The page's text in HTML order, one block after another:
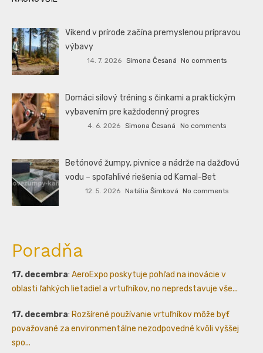
Víkend v prírode začína premyslenou prípravou
výbavy
14. 7. 2026 Simona Česaná No comments
Domáci silový tréning s činkami a praktickým
vybavením pre každodenný progres
4. 6. 2026 Simona Česaná No comments
Betónové žumpy, pivnice a nádrže na dažďovú
vodu – spoľahlivé riešenia od Kamal-Bet
12. 5. 2026 Natália Šimková No comments
Poradňa
17. decembra: AeroExpo poskytuje pohľad na inovácie v
oblasti ľahkých lietadiel a vrtuľníkov, no nepredstavuje vše...
17. decembra: Rozšírené používanie vrtuľníkov môže byť
považované za environmentálne nezodpovedné kvôli vyššej
spo...